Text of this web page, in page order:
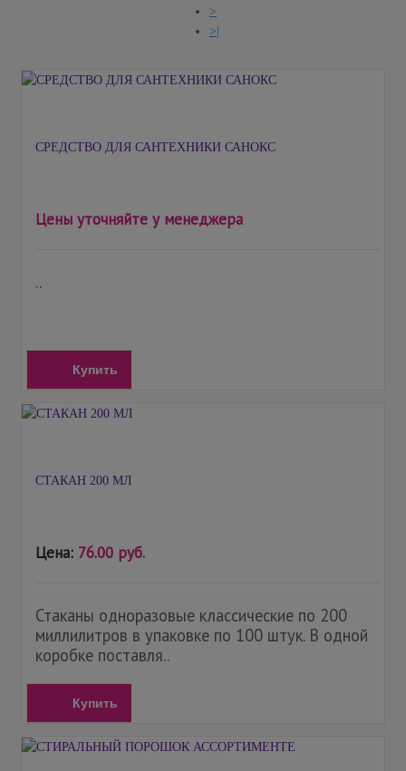
>
>|
СРЕДСТВО ДЛЯ САНТЕХНИКИ САНОКС
Цены уточняйте у менеджера
..
Купить
СТАКАН 200 МЛ
Цена: 76.00 руб.
Стаканы одноразовые классические по 200
миллилитров в упаковке по 100 штук. В одной
коробке поставля..
Купить